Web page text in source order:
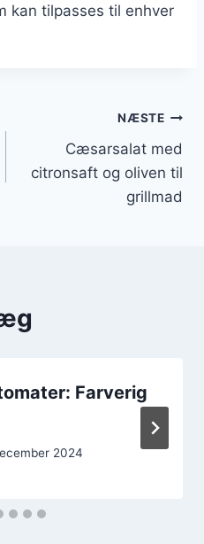
kan tilpasses til enhver
NÆSTE
Cæsarsalat med
citronsaft og oliven til
grillmad
Farverig
2024